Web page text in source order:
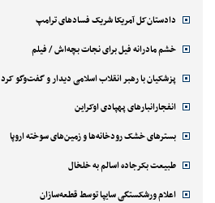
دادستان‌کل آمریکا شریک فسادهای ترامپ
خشم مادرانه فیل برای نجات بچه‌اش / فیلم
پزشکیان با رهبر انقلاب اسلامی دیدار و گفت‌وگو کرد
انفجارانبارهای پهپادی اوکراین
بسترهای خشک رودخانه‌ها و زمین‌های سوخته اروپا
طبیعت بکرجاده اسالم به خلخال
اعلام ورشکستگی سایپا توسط قطعه‌سازان